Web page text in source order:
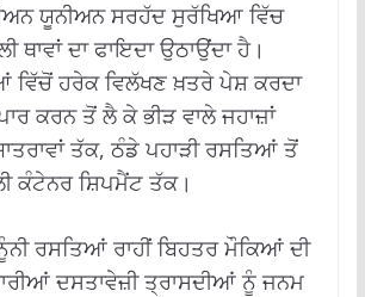
ਯੂਨੀਅਨ ਸਰਹੱਦ ਸੁਰੱਖਿਆ ਵਿੱਚ
ਥਾਵਾਂ ਦਾ ਫਾਇਦਾ ਉਠਾਉਂਦਾ ਹੈ।
ਵਿੱਚੋਂ ਹਰੇਕ ਵਿਲੱਖਣ ਖ਼ਤਰੇ ਪੇਸ਼ ਕਰਦਾ
ਕਰਨ ਤੋਂ ਲੈ ਕੇ ਭੀੜ ਵਾਲੇ ਜਹਾਜ਼ਾਂ
ਤੱਕ, ਠੰਡੇ ਪਹਾੜੀ ਰਸਤਿਆਂ ਤੋਂ
ਕੰਟੇਨਰ ਸ਼ਿਪਮੈਂਟ ਤੱਕ।
ਰਸਤਿਆਂ ਰਾਹੀਂ ਬਿਹਤਰ ਮੌਕਿਆਂ ਦੀ
ਦਸਤਾਵੇਜ਼ੀ ਤ੍ਰਾਸਦੀਆਂ ਨੂੰ ਜਨਮ